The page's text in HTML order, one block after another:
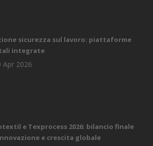
sicurezza sul lavoro: piattaforme
integrate
Apr 2026
e Texprocess 2026: bilancio finale
e crescita globale